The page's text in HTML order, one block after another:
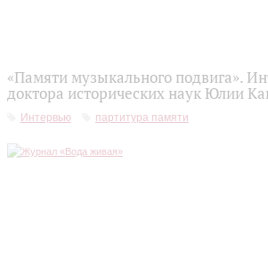
«Памяти музыкального подвига».
доктора исторических наук Юлии
Интервью партитура памяти